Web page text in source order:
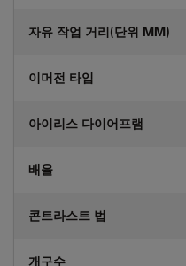
자유 작업 거리(단위 MM)
이머전 타입
아이리스 다이어프램
배율
콘트라스트 법
개구수